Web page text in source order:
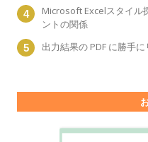
Microsoft Excelスタイル
ントの関係
出力結果の PDF に勝手